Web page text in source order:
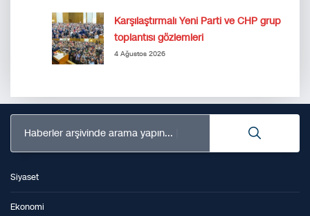
Karşılaştırmalı Yeni Parti ve CHP grup
toplantısı gözlemleri
4 Ağustos 2026
Haberler arşivinde arama yapın...
Siyaset
Ekonomi